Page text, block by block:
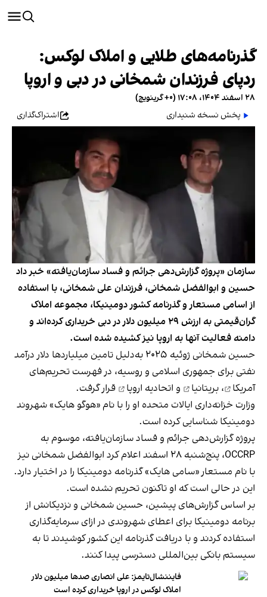
گذرنامه‌های طلایی و املاک لوکس:
ردپای فرزندان شمخانی در دبی و اروپا
۲۸ اسفند ۱۴۰۴، ۱۷:۰۸ (‎+۰ گرینویچ)
پخش نسخه شنیداری
اشتراک‌گذاری
سازمان «پروژه گزارش‌دهی جرائم و فساد سازمان‌یافته» خبر داد
حسین و ابوالفضل شمخانی، فرزندان علی شمخانی، با استفاده
از اسامی مستعار و گذرنامه‌ کشور دومینیکا، مجموعه املاک
گران‌قیمتی به ارزش ۲۹ میلیون دلار در دبی خریداری کرده‌اند و
دامنه فعالیت آنها به اروپا نیز کشیده شده است.
حسین شمخانی ژوئیه ۲۰۲۵ به‌دلیل تامین میلیاردها دلار درآمد
نفتی برای جمهوری اسلامی و روسیه، در فهرست تحریم‌های
آمریکا
، بریتانیا و اتحادیه اروپا
قرار گرفت.
وزارت خزانه‌داری ایالات متحده او را با نام «هوگو هایک» شهروند
دومینیکا شناسایی کرده است.
پروژه گزارش‌دهی جرائم و فساد سازمان‌یافته، موسوم به
OCCRP، پنج‌شنبه ۲۸ اسفند اعلام کرد ابوالفضل شمخانی نیز
با نام مستعار «سامی هایک» گذرنامه دومینیکا را در اختیار دارد.
این در حالی است که او تاکنون تحریم نشده است.
بر اساس گزارش‌های پیشین، حسین شمخانی و نزدیکانش از
برنامه دومینیکا برای اعطای شهروندی در ازای سرمایه‌گذاری
استفاده کردند و با دریافت گذرنامه این کشور کوشیدند تا به
سیستم بانکی بین‌المللی دسترسی پیدا کنند.
فایننشال‌تایمز: علی انصاری صدها میلیون دلار
املاک لوکس در اروپا خریداری کرده است